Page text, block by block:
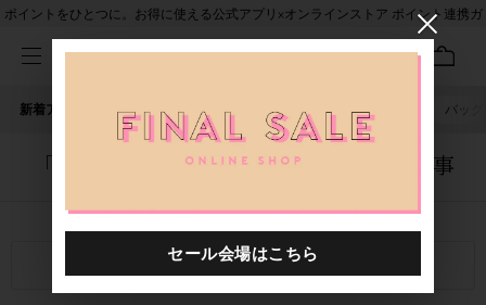
ポイントをひとつに。お得に使える公式アプリ×オンラインストア ポイント連携ガ
新着アイテム 人気ワード セール 40th限定 バッグ
「1025401.2610068.0999」に関する記事
関連キーワード